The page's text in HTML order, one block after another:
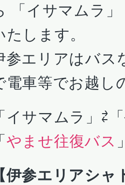
「イサマムラ
たします。
参エリアはバス
電車等でお越し
「イサマムラ」⇄
「 やませ往復バス
【伊参エリアシ